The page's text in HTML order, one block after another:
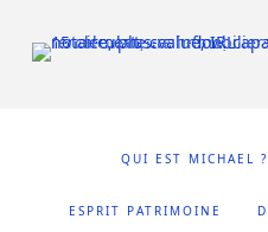
QUI EST MICHAEL ?
ESPRIT PATRIMOINE